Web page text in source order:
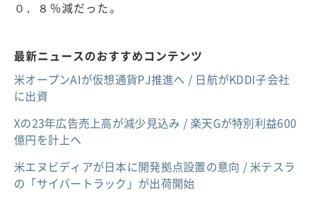
０．８％減だった。
最新ニュースのおすすめコンテンツ
米オープンAIが仮想通貨PJ推進へ / 日航がKDDI子会社
に出資
Xの23年広告売上高が減少見込み / 楽天Gが特別利益600
億円を計上へ
米エヌビディアが日本に開発拠点設置の意向 / 米テスラ
の「サイバートラック」が出荷開始